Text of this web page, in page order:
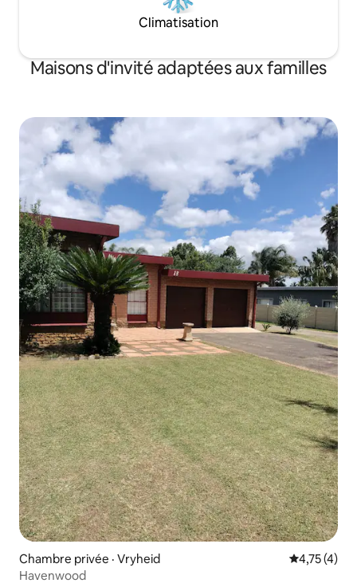
Climatisation
Maisons d'invité adaptées aux familles
Chambre privée · Vryheid Note
4,75 (4)
Havenwood